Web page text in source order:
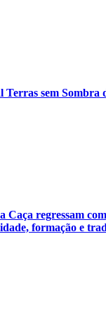
sem Sombra
Caça regressam
formação e